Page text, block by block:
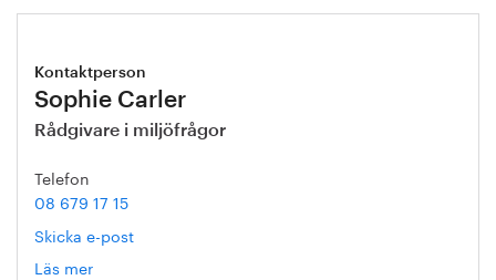
Kontaktperson
Sophie Carler
Rådgivare i miljöfrågor
Telefon
08 679 17 15
Skicka e-post
Läs mer